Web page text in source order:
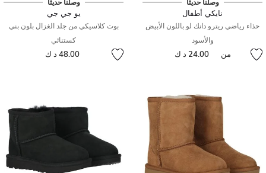
وصلنا حديثًا
نايكي أطفال
حذاء رياضي ريترو دانك لو باللون الأبيض
والأسود
من 24.00 د ك
وصلنا حديثًا
يو جي جي
بوت كلاسيكي من جلد الغزال بلون بني
كستنائي
48.00 د ك